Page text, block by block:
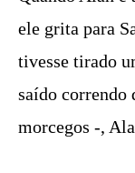
ele grita para
tivesse tirado
saído correndo
morcegos -,